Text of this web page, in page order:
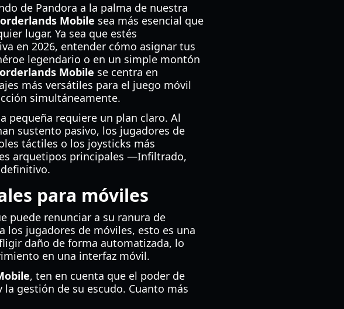
de Pandora a la palma de nuestra
Mobile sea más esencial que
lugar. Ya sea que estés
en 2026, entender cómo asignar tus
legendario o en un simple montón
Mobile se centra en
más versátiles para el juego móvil
simultáneamente.
pequeña requiere un plan claro. Al
sustento pasivo, los jugadores de
táctiles o los joysticks más
arquetipos principales —Infiltrado,
para móviles
puede renunciar a su ranura de
los jugadores de móviles, esto es una
daño de forma automatizada, lo
en una interfaz móvil.
, ten en cuenta que el poder de
gestión de su escudo. Cuanto más